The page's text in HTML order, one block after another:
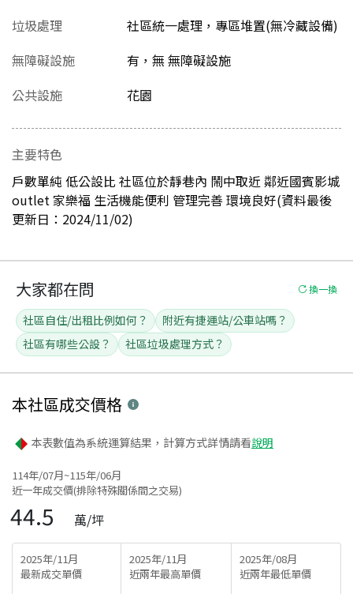
垃圾處理
社區統一處理，專區堆置(無冷藏設備)
無障礙設施
有，無 無障礙設施
公共設施
花園
主要特色
戶數單純 低公設比 社區位於靜巷內 鬧中取近 鄰近國賓影城
outlet 家樂福 生活機能便利 管理完善 環境良好(資料最後
更新日：2024/11/02)
大家都在問 換一換
社區自住/出租比例如何？
附近有捷運站/公車站嗎？
社區有哪些公設？
社區垃圾處理方式？
本社區成交價格
本表數值為系統運算結果，計算方式詳情請看說明
114年/07月~115年/06月
近一年成交價(排除特殊關係間之交易)
44.5 萬/坪
2025年/11月
最新成交單價
2025年/11月
近兩年最高單價
2025年/08月
近兩年最低單價